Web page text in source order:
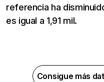
referencia ha
es igual a 1,91 mil.
Consigue más